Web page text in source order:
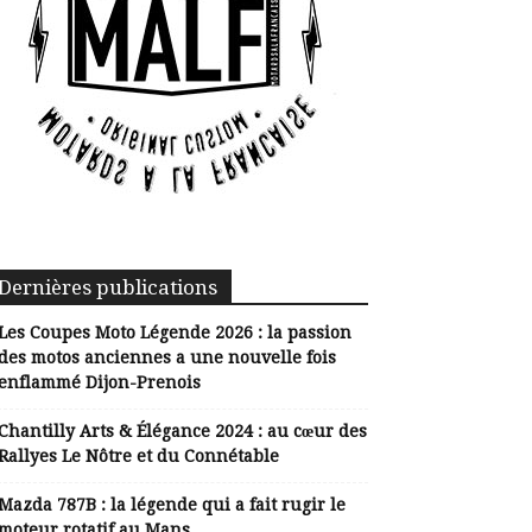
publications
Coupes Moto Légende 2026 : la passion
motos anciennes a une nouvelle fois
Dijon-Prenois
Arts & Élégance 2024 : au cœur des
Le Nôtre et du Connétable
787B : la légende qui a fait rugir le